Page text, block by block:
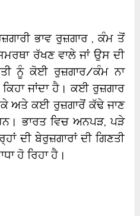
ਭਾਵ ਰੁਜ਼ਗਾਰ , ਕੰਮ ਤੋਂ
ਰੱਖਣ ਵਾਲੇ ਜਾਂ ਉਸ ਦੀ
ਨੂੰ ਕੋਈ ਰੁਜ਼ਗਾਰ/ਕੰਮ ਨਾ
ਜਾਂਦਾ ਹੈ। ਕਈ ਰੁਜ਼ਗਾਰ
ਅਤੇ ਕਈ ਰੁਜ਼ਗਾਰੋਂ ਕੱਢੇ ਜਾਣ
ਭਾਰਤ ਵਿਚ ਅਨਪੜ, ਪੜੇ
ਦੀ ਬੇਰੁਜ਼ਗਾਰਾਂ ਦੀ ਗਿਣਤੀ
ਹੋ ਰਿਹਾ ਹੈ।